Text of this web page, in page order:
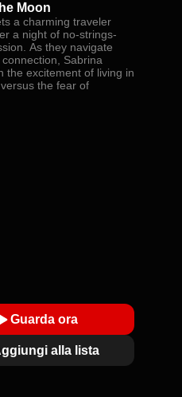
Moon
a charming traveler
a night of no-strings-
As they navigate
Sabrina
the excitement of living in
the fear of
Guarda ora
alla lista